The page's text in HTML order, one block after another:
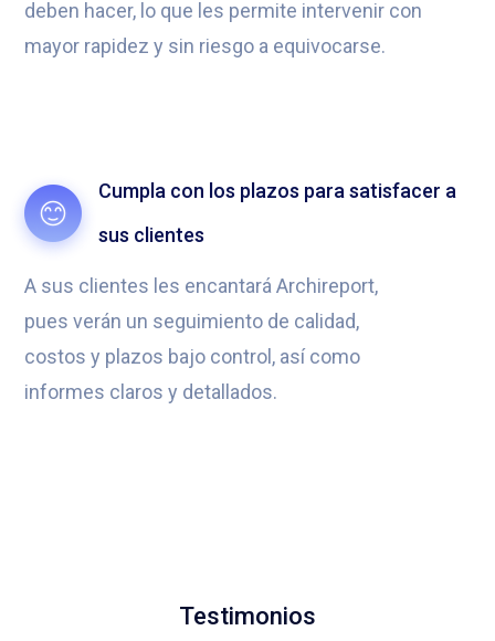
deben hacer, lo que les permite intervenir con
mayor rapidez y sin riesgo a equivocarse.
Cumpla con los plazos para satisfacer a
sus clientes
A sus clientes les encantará Archireport,
pues verán un seguimiento de calidad,
costos y plazos bajo control, así como
informes claros y detallados.
Testimonios